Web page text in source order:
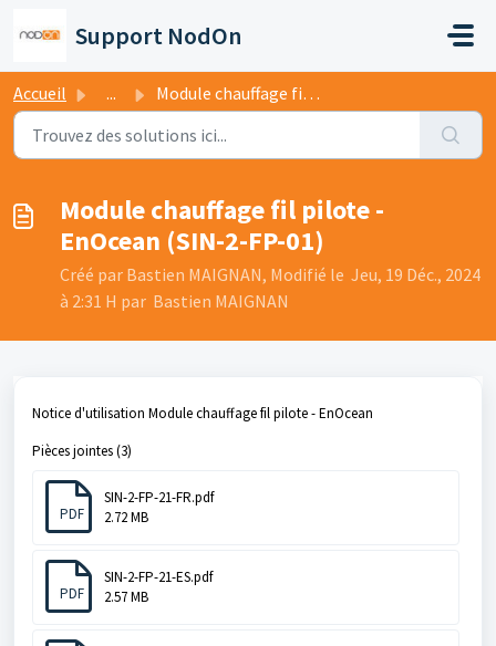
Support NodOn
Accueil ... Module chauffage fil pilote - EnOcean (SIN-2-FP-01)
Module chauffage fil pilote -
EnOcean (SIN-2-FP-01)
Créé par Bastien MAIGNAN, Modifié le Jeu, 19 Déc., 2024
à 2:31 H par Bastien MAIGNAN
Notice d'utilisation Module chauffage fil pilote - EnOcean
Pièces jointes (3)
PDF
SIN-2-FP-21-FR.pdf
2.72 MB
PDF
SIN-2-FP-21-ES.pdf
2.57 MB